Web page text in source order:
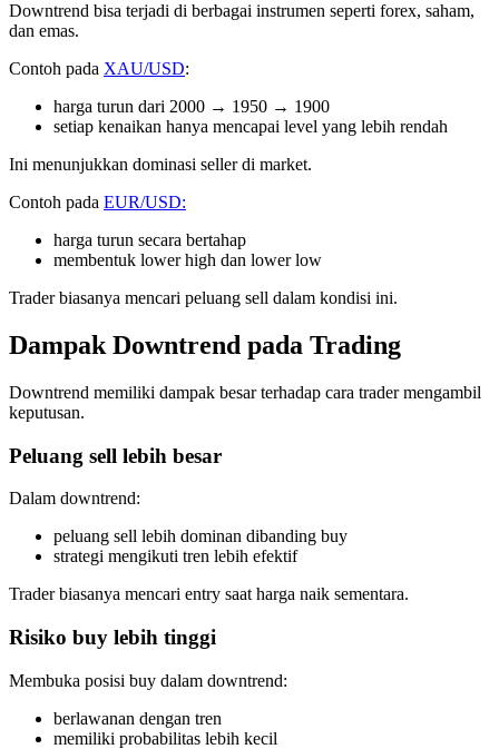
Downtrend bisa terjadi di berbagai instrumen seperti forex, saham,
dan emas.
Contoh pada XAU/USD:
harga turun dari 2000 → 1950 → 1900
setiap kenaikan hanya mencapai level yang lebih rendah
Ini menunjukkan dominasi seller di market.
Contoh pada EUR/USD:
harga turun secara bertahap
membentuk lower high dan lower low
Trader biasanya mencari peluang sell dalam kondisi ini.
Dampak Downtrend pada Trading
Downtrend memiliki dampak besar terhadap cara trader mengambil
keputusan.
Peluang sell lebih besar
Dalam downtrend:
peluang sell lebih dominan dibanding buy
strategi mengikuti tren lebih efektif
Trader biasanya mencari entry saat harga naik sementara.
Risiko buy lebih tinggi
Membuka posisi buy dalam downtrend:
berlawanan dengan tren
memiliki probabilitas lebih kecil